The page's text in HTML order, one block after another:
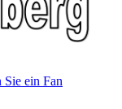
Sie ein Fan